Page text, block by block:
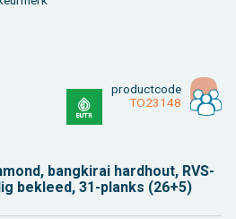
product­code
TO23148
bang­ki­rai hard­hout, RVS-
be­kleed, 31-planks (26+5)